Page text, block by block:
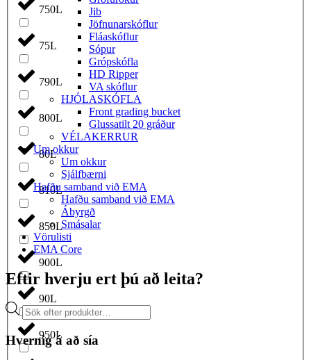
750L
75L
790L
800L
80L
810L
850L
900L
90L
950L
Jib
Jöfnunarskóflur
Fláaskóflur
Sópur
Grópskófla
HD Ripper
VA skóflur
HJÓLASKÓFLA
Front grading bucket
Glussatilt 20 gráður
VÉLAKERRUR
Um okkur
Um okkur
Sjálfbærni
Hafðu samband við EMA
Hafðu samband við EMA
Ábyrgð
Smásalar
Vörulisti
EMA Core
Eftir hverju ert þú að leita?
Products
search
Hvernig á að sía